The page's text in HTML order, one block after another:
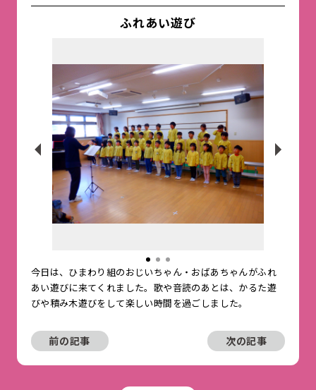
ふれあい遊び
今日は、ひまわり組のおじいちゃん・おばあちゃんがふれ
あい遊びに来てくれました。歌や音読のあとは、かるた遊
びや積み木遊びをして楽しい時間を過ごしました。
前の記事 次の記事